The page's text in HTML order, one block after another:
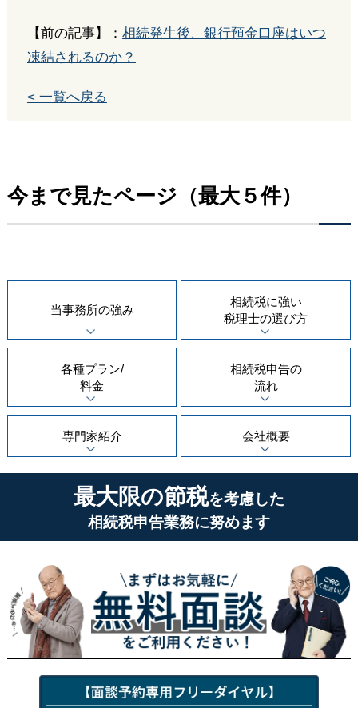
【前の記事】： 相続発生後、銀行預金口座はいつ
凍結されるのか？
< 一覧へ戻る
今まで見たページ（最大５件）
当事務所の強み
相続税に強い
税理士の選び方
各種プラン/
料金
相続税申告の
流れ
専門家紹介 会社概要
最大限の節税を考慮した
相続税申告業務に努めます